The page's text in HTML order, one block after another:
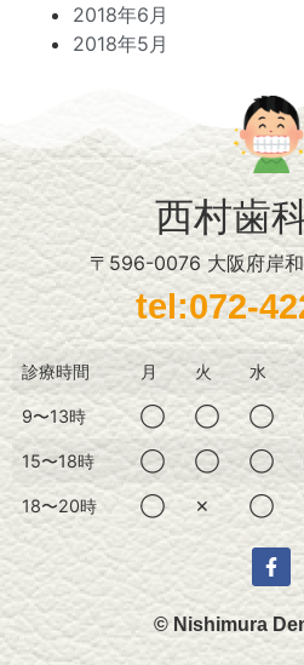
2018年6月
2018年5月
西村歯
〒596-0076 大阪府岸
tel:072-
診療時間 月 火 水
9〜13時 ◯ ◯ ◯
15〜18時 ◯ ◯ ◯
18〜20時 ◯ ✕ ◯
© Nishimura